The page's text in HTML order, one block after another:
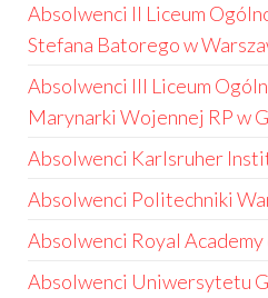
Absolwenci II Liceum
Stefana Batorego w
Absolwenci III Liceum
Marynarki Wojennej RP w
Absolwenci Karlsruher
Absolwenci Politechniki
Absolwenci Royal
Absolwenci Uniwersytetu